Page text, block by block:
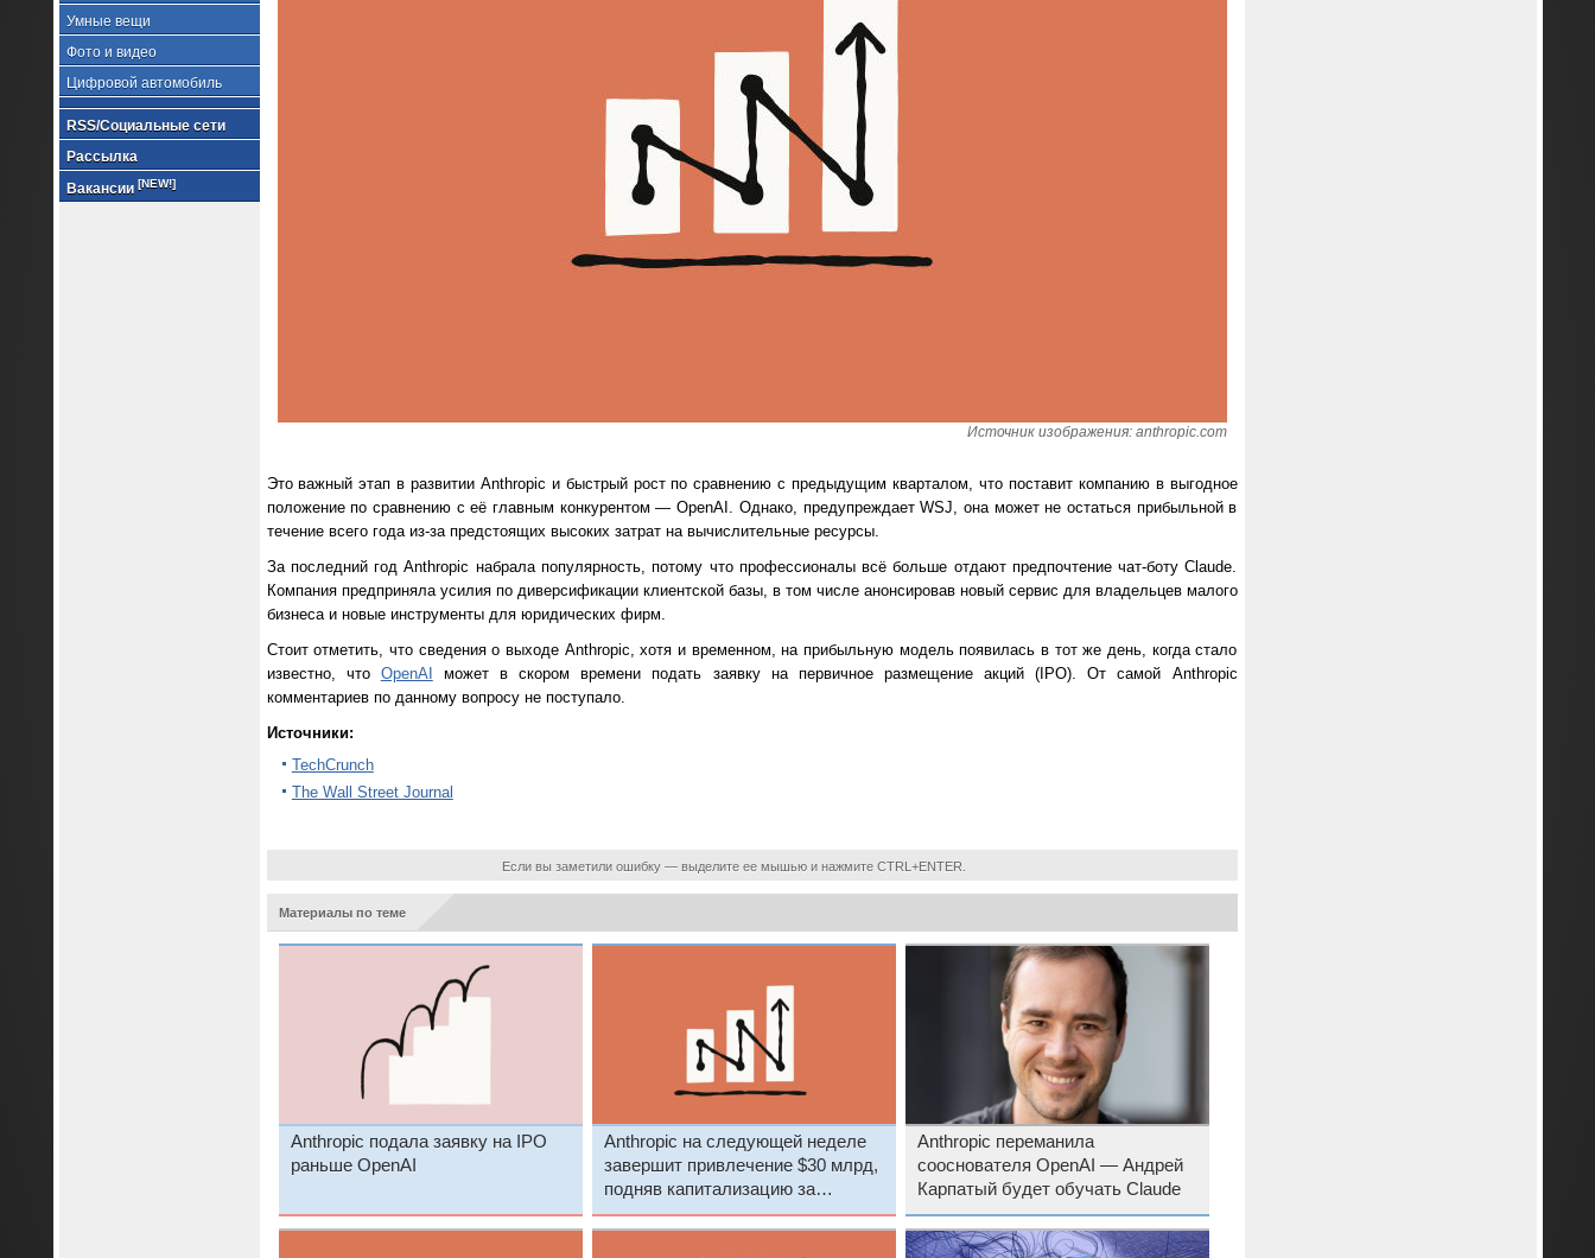
Умные вещи
Фото и видео
Цифровой автомобиль
RSS/Социальные сети
Рассылка
Вакансии [NEW!]
Источник изображения: anthropic.com
Это важный этап в развитии Anthropic и быстрый рост по сравнению с предыдущим кварталом, что поставит компанию в выгодное
положение по сравнению с её главным конкурентом — OpenAI. Однако, предупреждает WSJ, она может не остаться прибыльной в
течение всего года из-за предстоящих высоких затрат на вычислительные ресурсы.
За последний год Anthropic набрала популярность, потому что профессионалы всё больше отдают предпочтение чат-боту Claude.
Компания предприняла усилия по диверсификации клиентской базы, в том числе анонсировав новый сервис для владельцев малого
бизнеса и новые инструменты для юридических фирм.
Стоит отметить, что сведения о выходе Anthropic, хотя и временном, на прибыльную модель появилась в тот же день, когда стало
известно, что OpenAI
может в скором времени подать заявку на первичное размещение акций (IPO). От самой Anthropic
комментариев по данному вопросу не поступало.
Источники:
TechCrunch
The Wall Street Journal
Если вы заметили ошибку — выделите ее мышью и нажмите CTRL+ENTER.
Материалы по теме
Anthropic подала заявку на IPO
раньше OpenAI
Anthropic на следующей неделе
завершит привлечение $30 млрд,
подняв капитализацию за
пределы $900 млрд и обойдя
OpenAI
Anthropic переманила
сооснователя OpenAI — Андрей
Карпатый будет обучать Claude